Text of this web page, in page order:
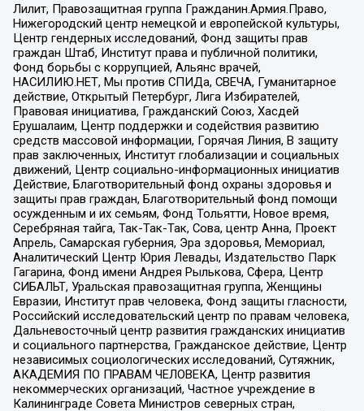
Лилит, Правозащитная группа Гражданин.Армия.Право,
Нижегородский центр немецкой и европейской культуры,
Центр гендерных исследований, Фонд защиты прав
граждан Штаб, Институт права и публичной политики,
Фонд борьбы с коррупцией, Альянс врачей,
НАСИЛИЮ.НЕТ, Мы против СПИДа, СВЕЧА, Гуманитарное
действие, Открытый Петербург, Лига Избирателей,
Правовая инициатива, Гражданский Союз, Хасдей
Ерушалаим, Центр поддержки и содействия развитию
средств массовой информации, Горячая Линия, В защиту
прав заключенных, Институт глобализации и социальных
движений, Центр социально-информационных инициатив
Действие, Благотворительный фонд охраны здоровья и
защиты прав граждан, Благотворительный фонд помощи
осужденным и их семьям, Фонд Тольятти, Новое время,
Серебряная тайга, Так-Так-Так, Сова, центр Анна, Проект
Апрель, Самарская губерния, Эра здоровья, Мемориал,
Аналитический Центр Юрия Левады, Издательство Парк
Гагарина, Фонд имени Андрея Рылькова, Сфера, Центр
СИБАЛЬТ, Уральская правозащитная группа, Женщины
Евразии, Институт прав человека, Фонд защиты гласности,
Российский исследовательский центр по правам человека,
Дальневосточный центр развития гражданских инициатив
и социального партнерства, Гражданское действие, Центр
независимых социологических исследований, Сутяжник,
АКАДЕМИЯ ПО ПРАВАМ ЧЕЛОВЕКА, Центр развития
некоммерческих организаций, Частное учреждение в
Калининграде Совета Министров северных стран,